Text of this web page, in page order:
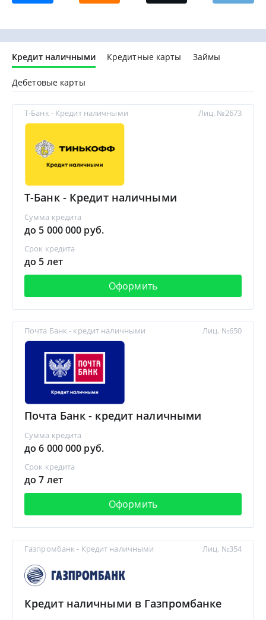
Кредит наличными Кредитные карты Займы
Дебетовые карты
Т-Банк - Кредит наличными
Т-Банк - Кредит наличными
Сумма кредита
до 5 000 000 руб.
Срок кредита
до 5 лет
Оформить
Лиц. №2673
Почта Банк - кредит наличными
Почта Банк - кредит наличными
Сумма кредита
до 6 000 000 руб.
Срок кредита
до 7 лет
Оформить
Лиц. №650
Газпромбанк - Кредит наличными
Кредит наличными в Газпромбанке
Лиц. №354